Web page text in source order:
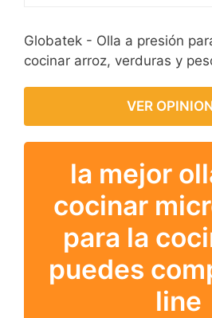
Globatek - Olla a presión
cocinar arroz, verduras y
VER
la mejor
cocinar
para la
puedes
line